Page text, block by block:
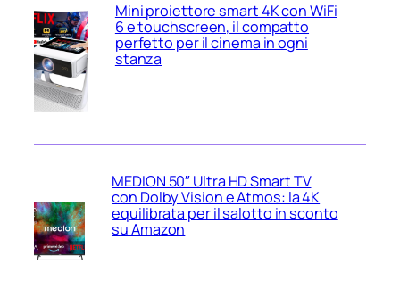
Mini proiettore smart 4K con WiFi
6 e touchscreen, il compatto
perfetto per il cinema in ogni
stanza
MEDION 50″ Ultra HD Smart TV
con Dolby Vision e Atmos: la 4K
equilibrata per il salotto in sconto
su Amazon